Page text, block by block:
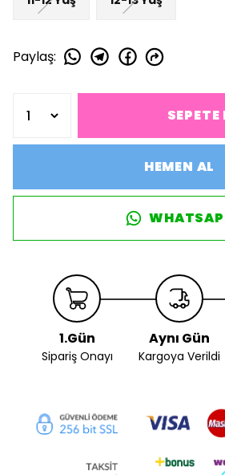
Paylaş:
SEPETE
HEMEN AL
1.Gün
Sipariş Onayı
Aynı Gün
Kargoya Verildi